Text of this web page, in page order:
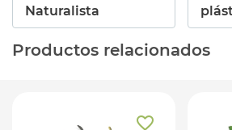
Naturalista
Productos relacionados